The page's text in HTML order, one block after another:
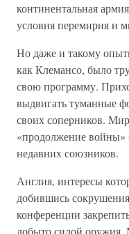
континентальная
условия перемирия и
Но даже и такому
как Клемансо, было
свою программу.
выдвигать туманные
своих соперников.
«продолжение войны»
недавних союзников.
Англия, интересы
добившись
конференции
добыто силой оружия.